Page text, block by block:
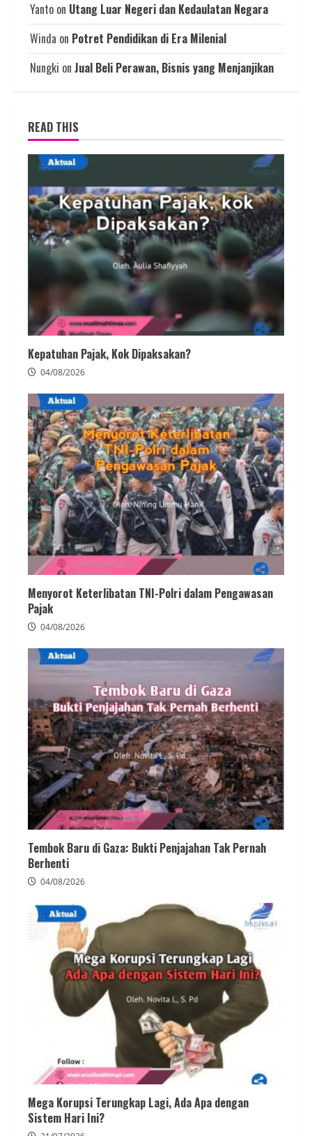
Yanto on Utang Luar Negeri dan Kedaulatan Negara
Winda on Potret Pendidikan di Era Milenial
Nungki on Jual Beli Perawan, Bisnis yang Menjanjikan
READ THIS
Kepatuhan Pajak, Kok Dipaksakan?
04/08/2026
Menyorot Keterlibatan TNI-Polri dalam Pengawasan
Pajak
04/08/2026
Tembok Baru di Gaza: Bukti Penjajahan Tak Pernah
Berhenti
04/08/2026
Mega Korupsi Terungkap Lagi, Ada Apa dengan
Sistem Hari Ini?